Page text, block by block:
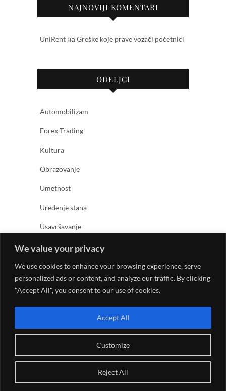
We value your privacy
We use cookies to enhance your browsing experience, serve
personalized ads or content, and analyze our traffic. By clicking
"Accept All", you consent to our use of cookies.
Customize
Reject All
Accept All
NAJNOVIJI KOMENTARI
UniRent на Greške koje prave vozači početnici
ODELJCI
Automobilizam
Forex Trading
Kultura
Obrazovanje
Umetnost
Uređenje stana
Usavršavanje
Zabava
Zanimljivosti
Kreativno umetnički magazin